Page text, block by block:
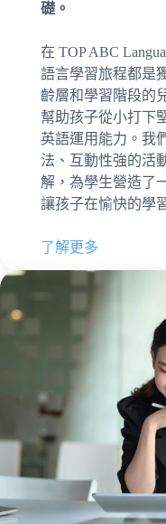
礎。
在 TOP ABC
語言學習旅程都是
齡層和學習階段的
幫助孩子從小打下
英語運用能力。我
法、互動性強的活
解，為學生營造了
讓孩子在愉快的學
了解更多